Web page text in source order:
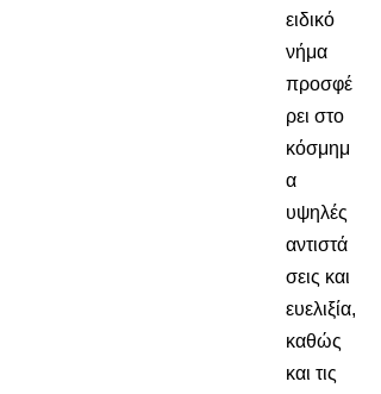
ειδικό
νήμα
προσφέ
ρει στο
κόσμημ
α
υψηλές
αντιστά
σεις και
ευελιξία,
καθώς
και τις